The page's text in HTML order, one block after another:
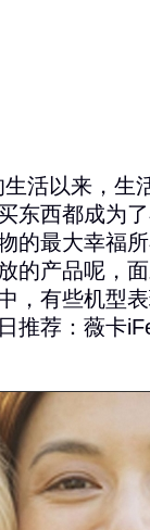
活以来，生
东西都成为
的最大幸福
的产品呢，
，有些机型
推荐：薇卡